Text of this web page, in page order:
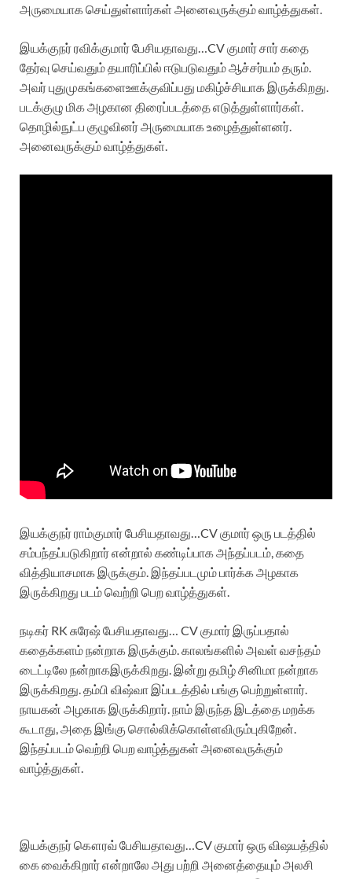
அருமையாகசெய்துள்ளார்கள் அனைவருக்கும்வாழ்த்துகள்
இயக்குநர்ரவிக்குமார்பேசியதாவது CVகுமார்சார்கதை
தேர்வு செய்வதும்தயாரிப்பில் ஈடுபடுவதும்ஆச்சர்யம்தரும்
அவர்புதுமுகங்களைஊக்குவிப்பது மகிழ்ச்சியாக இருக்கிறது
படக்குழு மிகஅழகான திரைப்படத்தைஎடுத்துள்ளார்கள்
தொழில்நுட்ப குழுவினர்அருமையாகஉழைத்துள்ளனர்
அனைவருக்கும்வாழ்த்துகள்
இயக்குநர்ராம்குமார்பேசியதாவது CVகுமார்ஒரு படத்தில்
சம்பந்தப்படுகிறார்என்றால் கண்டிப்பாகஅந்தப்படம் கதை
வித்தியாசமாக இருக்கும் இந்தப்படமும்பார்க்கஅழகாக
இருக்கிறது படம்வெற்றி பெறவாழ்த்துகள்
நடிகர் RK சுரேஷ் பேசியதாவது CVகுமார் இருப்பதால்
கதைக்களம்நன்றாக இருக்கும் காலங்களில் அவள் வசந்தம்
டைட்டிலே நன்றாகஇருக்கிறது இன்று தமிழ்சினிமாநன்றாக
இருக்கிறது தம்பி விஷ்வா இப்படத்தில் பங்கு பெற்றுள்ளார்
நாயகன் அழகாக இருக்கிறார் நாம் இருந்த இடத்தைமறக்க
கூடாது அதை இங்கு சொல்லிக்கொள்ளவிரும்புகிறேன்
இந்தப்படம்வெற்றி பெறவாழ்த்துகள் அனைவருக்கும்
வாழ்த்துகள்
இயக்குநர்கௌரவ் பேசியதாவது CVகுமார்ஒரு விஷயத்தில்
கைவைக்கிறார்என்றாலே அது பற்றி அனைத்தையும்அலசி